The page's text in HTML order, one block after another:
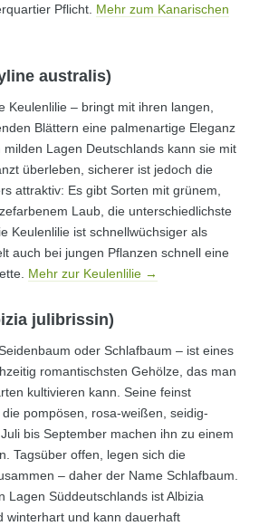
Pflicht. Mehr zum Kanarischen
australis)
Keulenlilie – bringt mit ihren langen,
Blättern eine palmenartige Eleganz
Lagen Deutschlands kann sie mit
überleben, sicherer ist jedoch die
attraktiv: Es gibt Sorten mit grünem,
Laub, die unterschiedlichste
Keulenlilie ist schnellwüchsiger als
auch bei jungen Pflanzen schnell eine
Mehr zur Keulenlilie →
julibrissin)
oder Schlafbaum – ist eines
romantischsten Gehölze, das man
kultivieren kann. Seine feinst
pompösen, rosa-weißen, seidig-
bis September machen ihn zu einem
Tagsüber offen, legen sich die
– daher der Name Schlafbaum.
Lagen Süddeutschlands ist Albizia
winterhart und kann dauerhaft